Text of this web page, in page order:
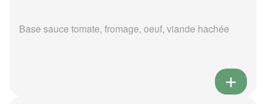
Base sauce tomate, fromage, oeuf, viande hachée